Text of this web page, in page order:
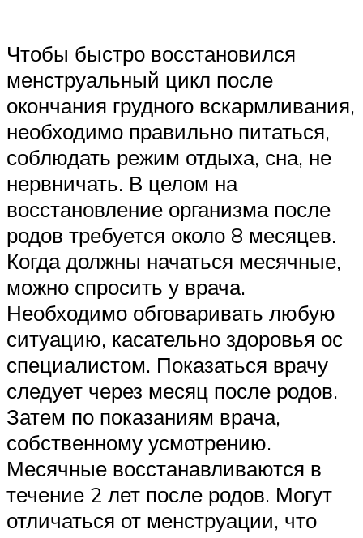
Чтобы быстро восстановился
менструальный цикл после
окончания грудного вскармливания,
необходимо правильно питаться,
соблюдать режим отдыха, сна, не
нервничать. В целом на
восстановление организма после
родов требуется около 8 месяцев.
Когда должны начаться месячные,
можно спросить у врача.
Необходимо обговаривать любую
ситуацию, касательно здоровья ос
специалистом. Показаться врачу
следует через месяц после родов.
Затем по показаниям врача,
собственному усмотрению.
Месячные восстанавливаются в
течение 2 лет после родов. Могут
отличаться от менструации, что